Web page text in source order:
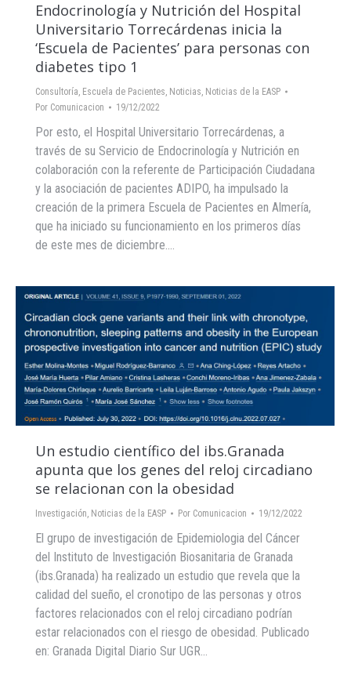
Endocrinología y Nutrición del Hospital
Universitario Torrecárdenas inicia la
‘Escuela de Pacientes’ para personas con
diabetes tipo 1
Consultoría, Escuela de Pacientes, Noticias, Noticias de la EASP
Por Comunicacion 19/12/2022
Por esto, el Hospital Universitario Torrecárdenas, a
través de su Servicio de Endocrinología y Nutrición en
colaboración con la referente de Participación Ciudadana
y la asociación de pacientes ADIPO, ha impulsado la
creación de la primera Escuela de Pacientes en Almería,
que ha iniciado su funcionamiento en los primeros días
de este mes de diciembre.…
Un estudio científico del ibs.Granada
apunta que los genes del reloj circadiano
se relacionan con la obesidad
Investigación, Noticias de la EASP Por Comunicacion 19/12/2022
El grupo de investigación de Epidemiologia del Cáncer
del Instituto de Investigación Biosanitaria de Granada
(ibs.Granada) ha realizado un estudio que revela que la
calidad del sueño, el cronotipo de las personas y otros
factores relacionados con el reloj circadiano podrían
estar relacionados con el riesgo de obesidad. Publicado
en: Granada Digital Diario Sur UGR…